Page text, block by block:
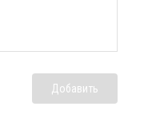
Добавить